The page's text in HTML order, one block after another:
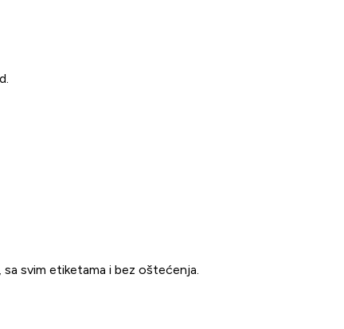
svim etiketama i bez oštećenja.